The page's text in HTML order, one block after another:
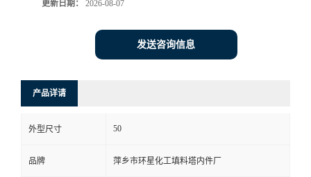
更新日期： 2026-08-07
发送咨询信息
产品详请
外型尺寸 50
品牌 萍乡市环星化工填料塔内件厂